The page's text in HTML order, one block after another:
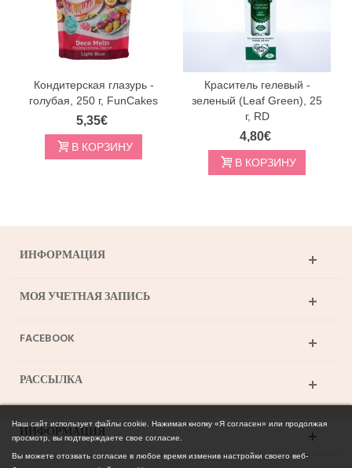
Кондитерская глазурь -
голубая, 250 г, FunCakes
5,35€
В КОРЗИНУ
Краситель гелевый -
зеленый (Leaf Green), 25
г, RD
4,80€
В КОРЗИНУ
ИНФОРМАЦИЯ
МОЯ УЧЕТНАЯ ЗАПИСЬ
FACEBOOK
РАССЫЛКА
ИНФОРМАЦИЯ
Наш сайт использует файлы cookie. Нажимая кнопку «Я согласен» или продолжая
просмотр, вы подтверждаете свое согласие.
Вы можете отозвать согласие в любое время изменив настройки своего веб-